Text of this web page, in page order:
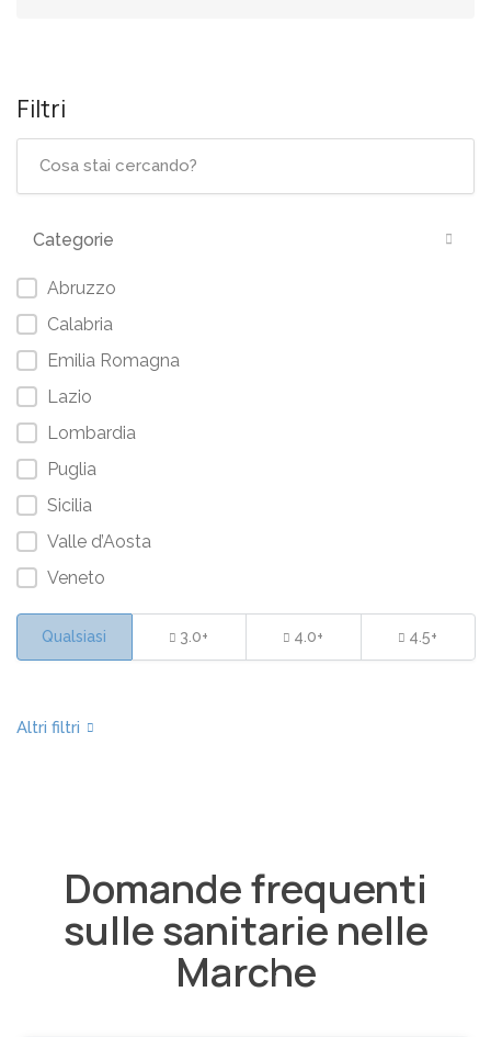
Filtri
Categorie
Abruzzo
Calabria
Emilia Romagna
Lazio
Lombardia
Puglia
Sicilia
Valle d’Aosta
Veneto
Qualsiasi 3.0+ 4.0+ 4.5+
Domande frequenti
sulle sanitarie nelle
Marche